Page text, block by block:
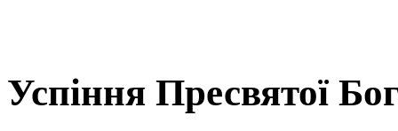
Успіння Пресвятої